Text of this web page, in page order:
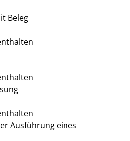
Beleg
Ausführung eines